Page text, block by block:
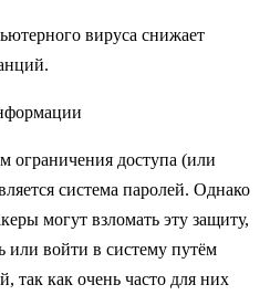
вируса снижает
ограничения доступа (или
система паролей. Однако
могут взломать эту защиту,
или войти в систему путём
так как очень часто для них